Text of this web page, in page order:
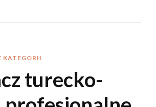
KATEGORII
turecko-